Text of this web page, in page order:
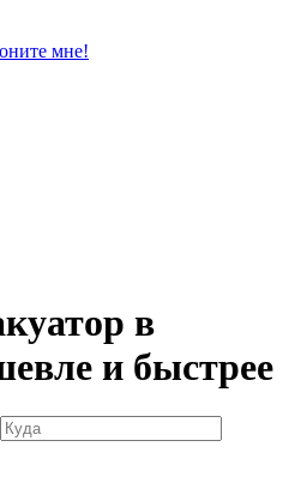
мне!
в
и быстрее